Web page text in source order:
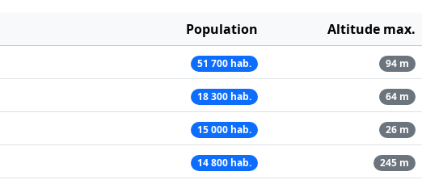
Population Altitude max.
51 700 hab. 94 m
18 300 hab. 64 m
15 000 hab. 26 m
14 800 hab. 245 m